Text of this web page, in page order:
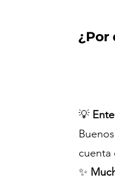
¿Por
💡
cuenta
✨